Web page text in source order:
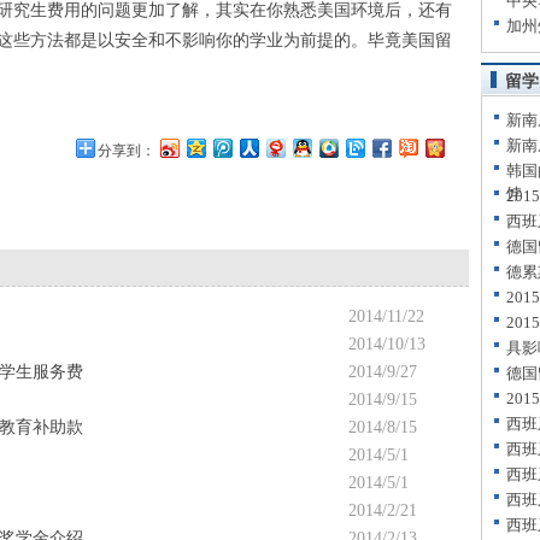
生费用的问题更加了解，其实在你熟悉美国环境后，还有
些方法都是以安全和不影响你的学业为前提的。毕竟美国留
分享到：
2014/11/22
2014/10/13
2014/9/27
生服务费
2014/9/15
2014/8/15
育补助款
2014/5/1
2014/5/1
2014/2/21
加
留
新
新
韩
饽
西
德
德
具
德
西
西
西
西
西